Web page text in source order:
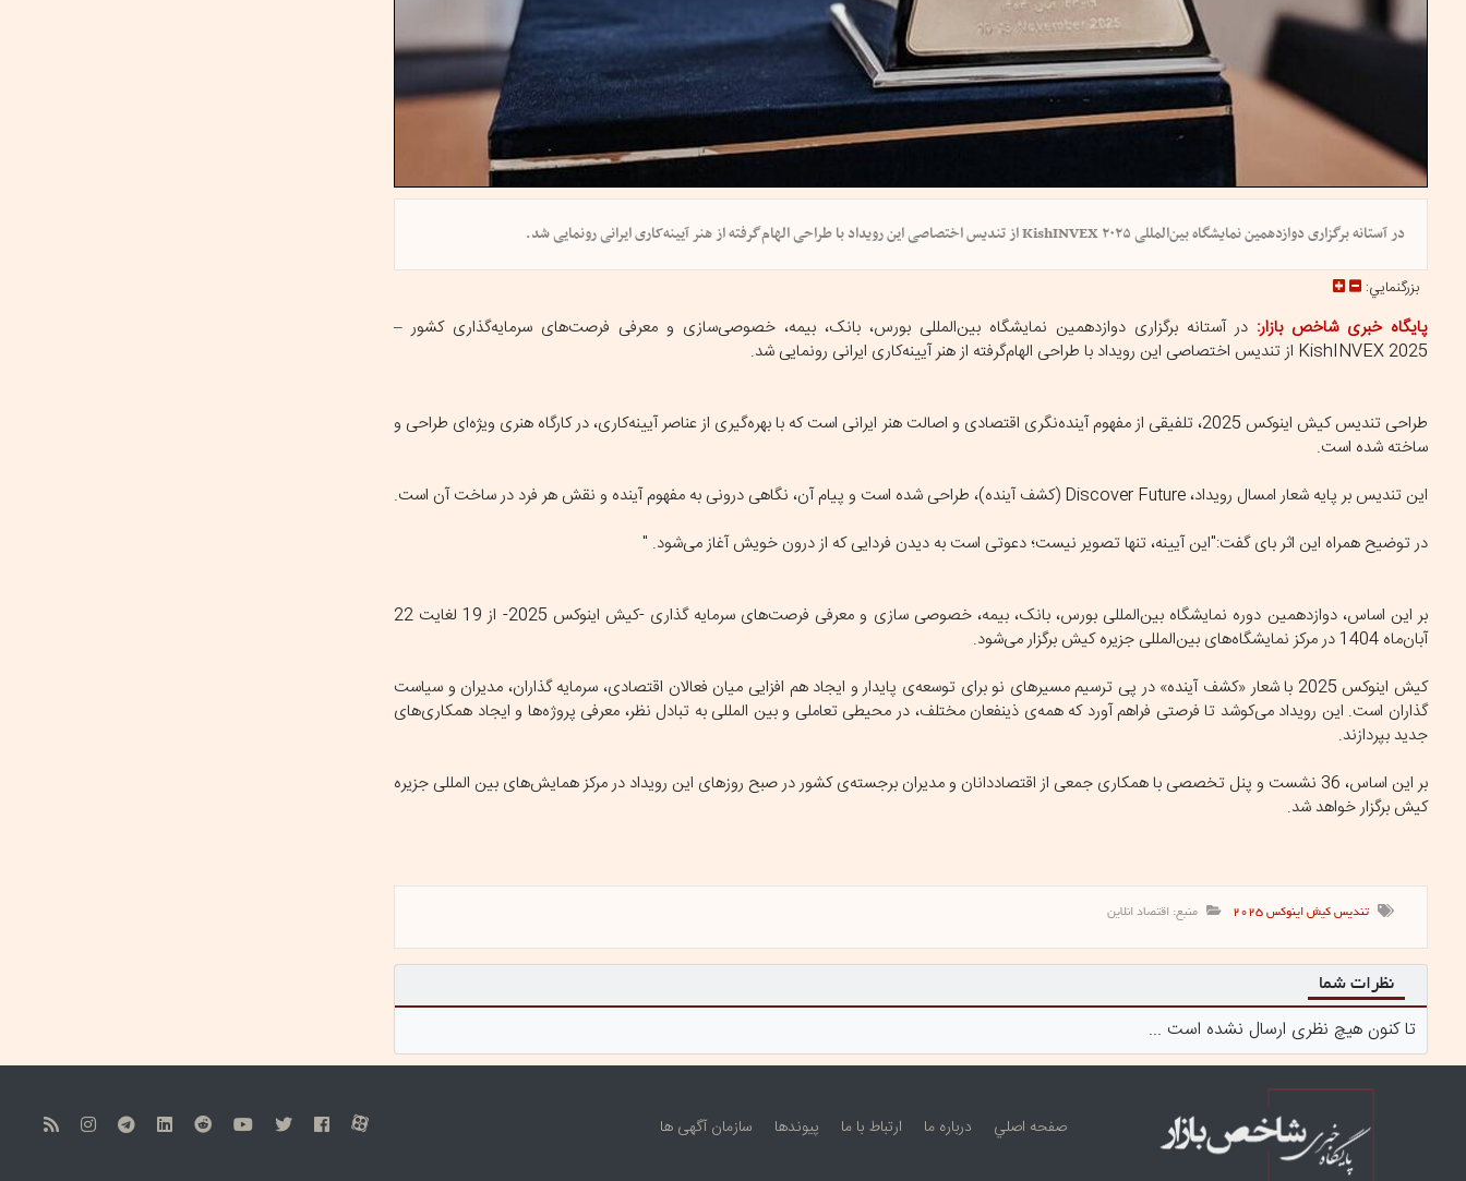
در آستانه برگزاری دوازدهمین نمایشگاه بین‌المللی KishINVEX ۲۰۲۵ از تندیس اختصاصی این رویداد با طراحی الهام‌گرفته از هنر آیینه‌کاری ایرانی رونمایی شد.
بزرگنمايي:
پایگاه خبری شاخص بازار: در آستانه برگزاری دوازدهمین نمایشگاه بین‌المللی بورس، بانک، بیمه، خصوصی‌سازی و معرفی فرصت‌های سرمایه‌گذاری کشور –
KishINVEX 2025 از تندیس اختصاصی این رویداد با طراحی الهام‌گرفته از هنر آیینه‌کاری ایرانی رونمایی شد.
طراحی تندیس کیش اینوکس 2025، تلفیقی از مفهوم آینده‌نگری اقتصادی و اصالت هنر ایرانی است که با بهره‌گیری از عناصر آیینه‌کاری، در کارگاه هنری ویژه‌ای طراحی و
ساخته شده است.
این تندیس بر پایه شعار امسال رویداد، Discover Future (کشف آینده)، طراحی شده است و پیام آن، نگاهی درونی به مفهوم آینده و نقش هر فرد در ساخت آن است.
در توضیح همراه این اثر بای گفت:"این آیینه، تنها تصویر نیست؛ دعوتی است به دیدن فردایی که از درون خویش آغاز می‌شود. "
بر این اساس، دوازدهمین دوره نمایشگاه بین‌المللی بورس، بانک، بیمه، خصوصی سازی و معرفی فرصت‌های سرمایه گذاری -کیش اینوکس 2025- از 19 لغایت 22
آبان‌ماه 1404 در مرکز نمایشگاه‌های بین‌المللی جزیره کیش برگزار می‌شود.
کیش اینوکس 2025 با شعار «کشف آینده» در پی ترسیم مسیر‌های نو برای توسعه‌ی پایدار و ایجاد هم افزایی میان فعالان اقتصادی، سرمایه گذاران، مدیران و سیاست
گذاران است. این رویداد می‌کوشد تا فرصتی فراهم آورد که همه‌ی ذینفعان مختلف، در محیطی تعاملی و بین المللی به تبادل نظر، معرفی پروژه‌ها و ایجاد همکاری‌های
جدید بپردازند.
بر این اساس، 36 نشست و پنل تخصصی با همکاری جمعی از اقتصاددانان و مدیران برجسته‌ی کشور در صبح روز‌های این رویداد در مرکز همایش‌های بین المللی جزیره
کیش برگزار خواهد شد.
تندیس کیش اینوکس ۲۰۲۵ منبع: اقتصاد انلاین
نظرات شما
تا کنون هیچ نظری ارسال نشده است ...
صفحه اصلي درباره ما ارتباط با ما پيوندها سازمان آگهی ها